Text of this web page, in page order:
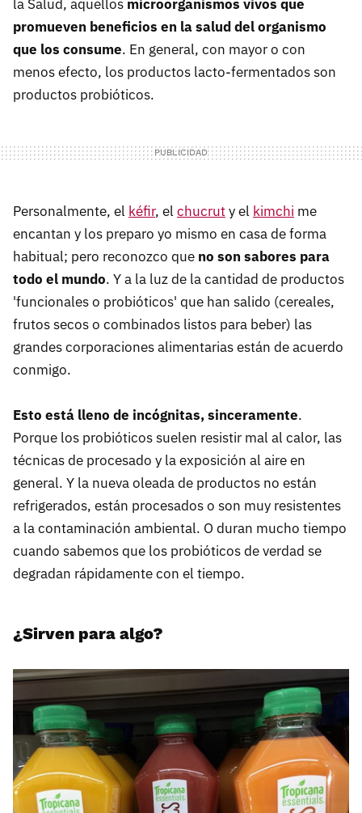
la Salud, aquellos microorganismos vivos que
promueven beneficios en la salud del organismo
que los consume. En general, con mayor o con
menos efecto, los productos lacto-fermentados son
productos probióticos.
Personalmente, el kéfir, el chucruty el kimchi me
encantan y los preparo yo mismo en casa de forma
habitual; pero reconozco que no son sabores para
todo el mundo. Y a la luz de la cantidad de productos
'funcionales o probióticos' que han salido (cereales,
frutos secos o combinados listos para beber) las
grandes corporaciones alimentarias están de acuerdo
conmigo.
Esto está lleno de incógnitas, sinceramente.
Porque los probióticos suelen resistir mal al calor, las
técnicas de procesado y la exposición al aire en
general. Y la nueva oleada de productos no están
refrigerados, están procesados o son muy resistentes
a la contaminación ambiental. O duran mucho tiempo
cuando sabemos que los probióticos de verdad se
degradan rápidamente con el tiempo.
¿Sirven para algo?